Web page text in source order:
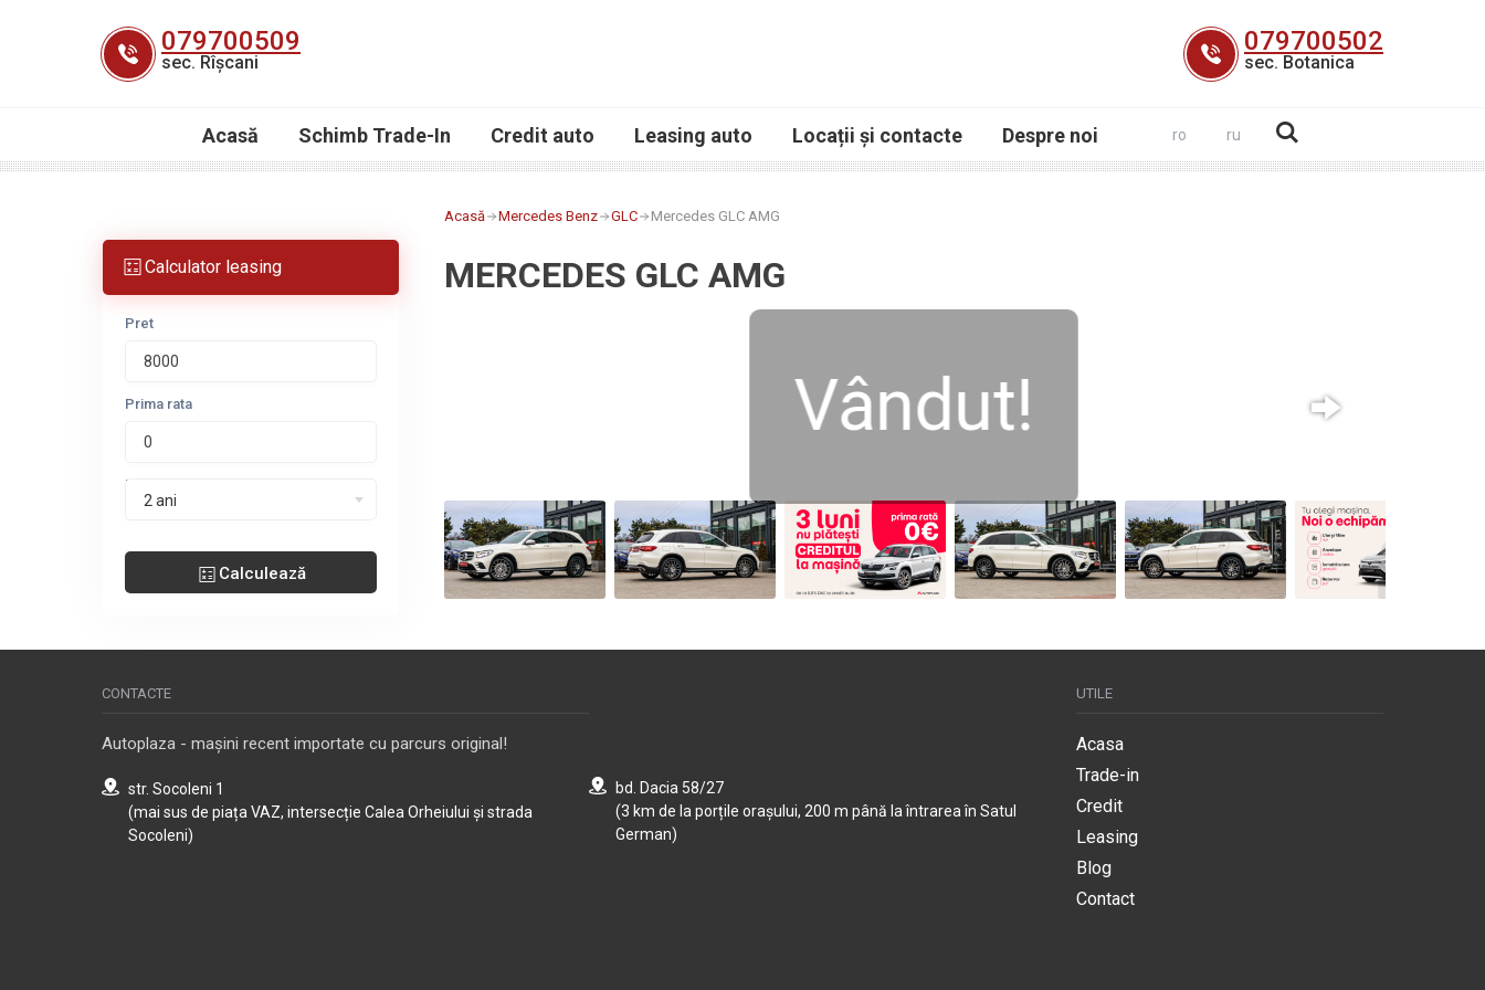
079700509
sec. Rîșcani
079700502
sec. Botanica
Acasă Schimb Trade-In Credit auto Leasing auto Locații și contacte Despre noi ro ru
Calculator leasing
Pret
Prima rata
Perioada leasing
2 ani
Calculează
Acasă Mercedes Benz GLC Mercedes GLC AMG
MERCEDES GLC AMG
Vândut!
CONTACTE
Autoplaza - mașini recent importate cu parcurs original!
str. Socoleni 1
(mai sus de piața VAZ, intersecție Calea Orheiului și strada
Socoleni)
bd. Dacia 58/27
(3 km de la porțile orașului, 200 m până la întrarea în Satul
German)
UTILE
Acasa
Trade-in
Credit
Leasing
Blog
Contact